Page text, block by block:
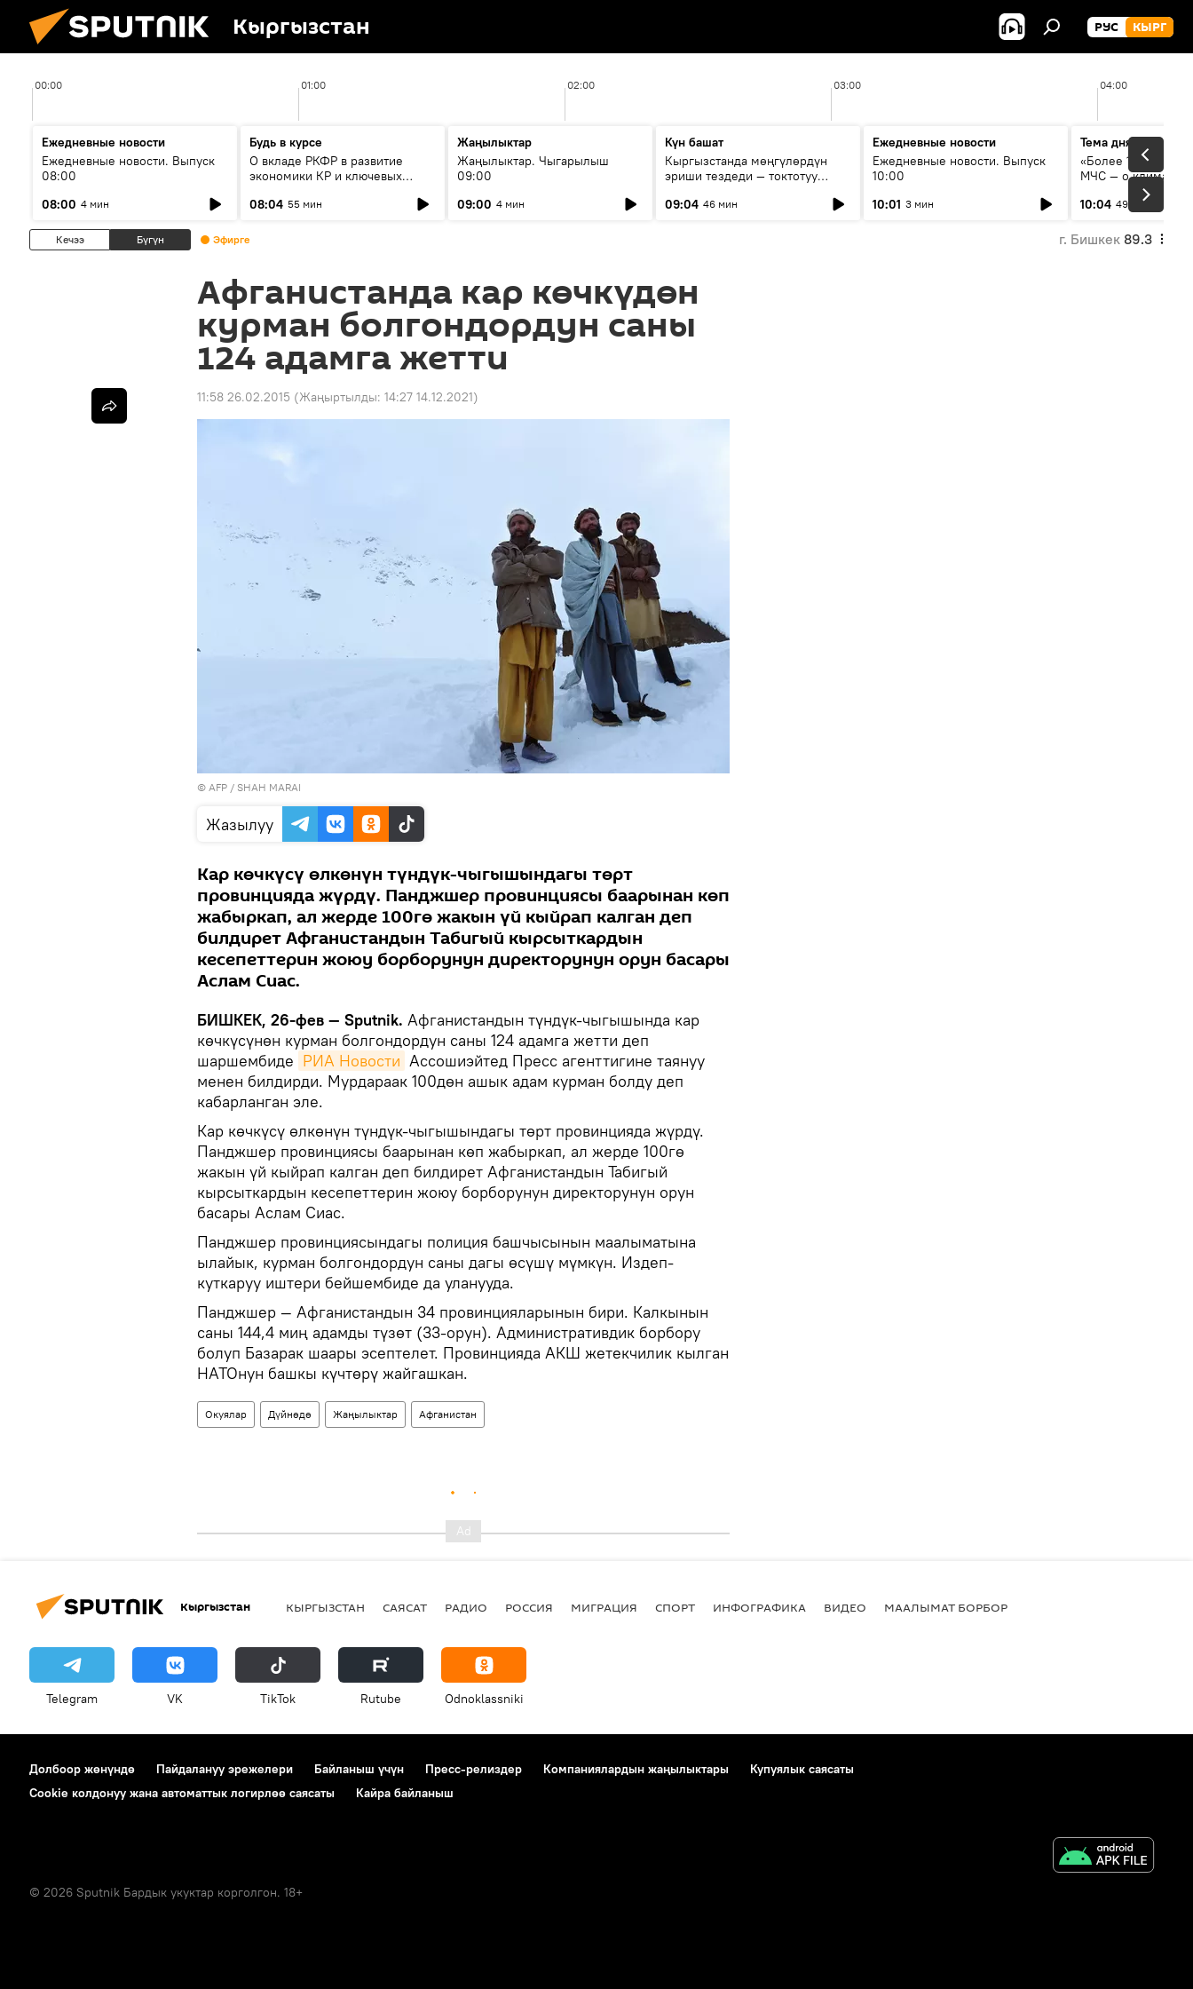
Кыргызстан РУС КЫРГ
00:00 01:00 02:00 03:00 04:00
Ежедневные новости
Ежедневные новости. Выпуск
08:00
08:00 4 мин
Будь в курсе
О вкладе РКФР в развитие
экономики КР и ключевых
08:04 55 мин
Жаңылыктар
Жаңылыктар. Чыгарылыш
09:00
09:00 4 мин
Күн башат
Кыргызстанда мөңгүлөрдүн
эриши тездеди — токтотуу
09:04 46 мин
Ежедневные новости
Ежедневные новости. Выпуск
10:00
10:01 3 мин
Тема дня
«Более 1200 сёл в
МЧС — о климате,
системе
населения
10:04 49 мин
Кечээ Бүгүн Эфирге г. Бишкек 89.3
Афганистанда кар көчкүдөн
курман болгондордун саны
124 адамга жетти
11:58 26.02.2015 (Жаңыртылды: 14:27 14.12.2021)
© AFP / SHAH MARAI
Жазылуу
Кар көчкүсү өлкөнүн түндүк-чыгышындагы төрт
провинцияда жүрдү. Панджшер провинциясы баарынан көп
жабыркап, ал жерде 100гө жакын үй кыйрап калган деп
билдирет Афганистандын Табигый кырсыткардын
кесепеттерин жоюу борборунун директорунун орун басары
Аслам Сиас.
БИШКЕК, 26-фев — Sputnik. Афганистандын түндүк-чыгышында кар
көчкүсүнөн курман болгондордун саны 124 адамга жетти деп
шаршембиде РИА Новости Ассошиэйтед Пресс агенттигине таянуу
менен билдирди. Мурдараак 100дөн ашык адам курман болду деп
кабарланган эле.
Кар көчкүсү өлкөнүн түндүк-чыгышындагы төрт провинцияда жүрдү.
Панджшер провинциясы баарынан көп жабыркап, ал жерде 100гө
жакын үй кыйрап калган деп билдирет Афганистандын Табигый
кырсыткардын кесепеттерин жоюу борборунун директорунун орун
басары Аслам Сиас.
Панджшер провинциясындагы полиция башчысынын маалыматына
ылайык, курман болгондордун саны дагы өсүшү мүмкүн. Издеп-
куткаруу иштери бейшембиде да уланууда.
Панджшер — Афганистандын 34 провинцияларынын бири. Калкынын
саны 144,4 миң адамды түзөт (33-орун). Административдик борбору
болуп Базарак шаары эсептелет. Провинцияда АКШ жетекчилик кылган
НАТОнун башкы күчтөрү жайгашкан.
Окуялар Дүйнөдө Жаңылыктар Афганистан
Кыргызстан КЫРГЫЗСТАН САЯСАТ РАДИО РОССИЯ МИГРАЦИЯ СПОРТ ИНФОГРАФИКА ВИДЕО МААЛЫМАТ БОРБОР
Telegram VK ТikТоk Rutube Odnoklassniki
Долбоор жөнүндө Пайдалануу эрежелери Байланыш үчүн Пресс-релиздер Компаниялардын жаңылыктары
Купуялык саясаты
Cookie колдонуу жана автоматтык логирлөө саясаты
Кайра байланыш
© 2026 Sputnik Бардык укуктар корголгон. 18+